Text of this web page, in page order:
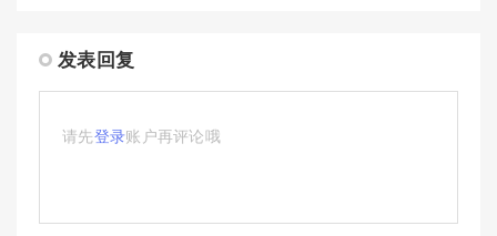
发表回复
请先登录账户再评论哦